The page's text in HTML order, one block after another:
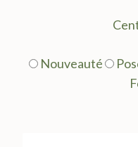
Nouveauté